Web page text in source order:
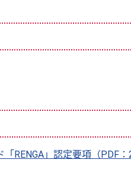
RENGA」認定要項（PDF：